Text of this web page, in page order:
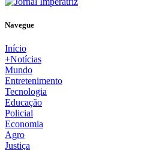
Navegue
Início
+Notícias
Mundo
Entretenimento
Tecnologia
Educação
Policial
Economia
Agro
Justiça